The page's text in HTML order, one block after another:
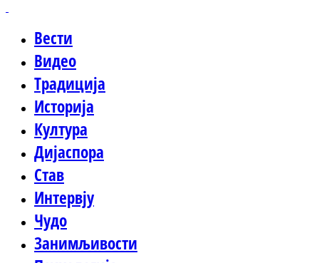
Вести
Видео
Традиција
Историја
Култура
Дијаспора
Став
Интервју
Чудо
Занимљивости